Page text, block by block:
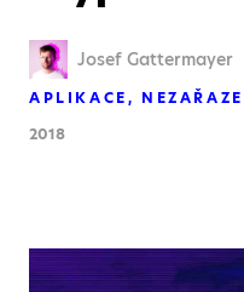
Josef Gattermayer
APLIKACE
2018